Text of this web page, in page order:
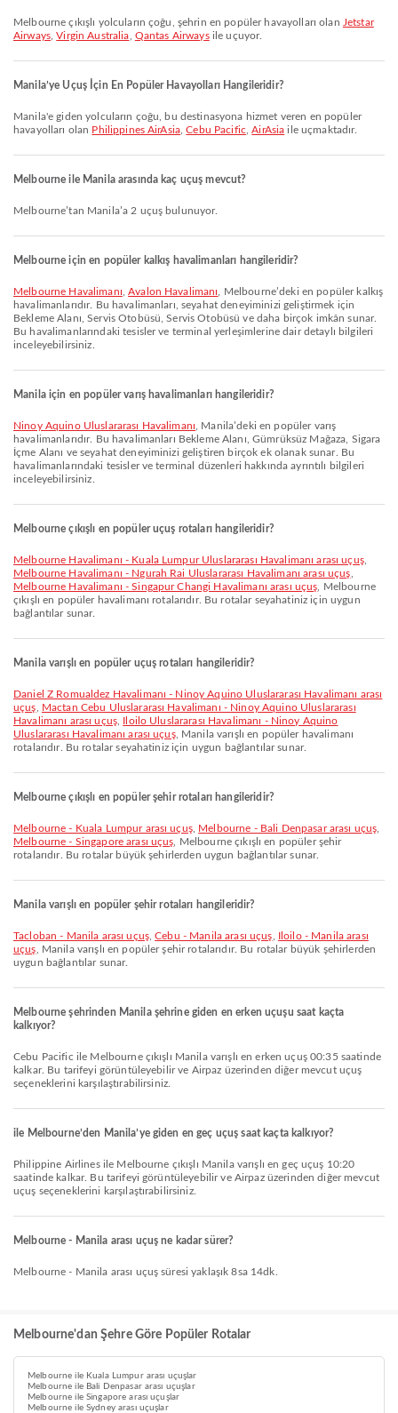
Melbourne çıkışlı yolcuların çoğu, şehrin en popüler havayolları olan Jetstar
Airways,Virgin Australia Qantas Airwaysile uçuyor.
Manila’ye Uçuş İçin En Popüler Havayolları Hangileridir?
Manila'e giden yolcuların çoğu, bu destinasyona hizmet veren en popüler
havayolları olan Philippines AirAsia ,Cebu Pacific ,AirAsia ile uçmaktadır.
Melbourne ile Manila arasında kaç uçuş mevcut?
Melbourne’tan Manila’a 2 uçuş bulunuyor.
Melbourne için en popüler kalkış havalimanları hangileridir?
Melbourne Havalimanı ,Avalon Havalimanı
, Melbourne’deki en popüler kalkış
havalimanlarıdır. Bu havalimanları, seyahat deneyiminizi geliştirmek için
Bekleme Alanı, Servis Otobüsü, Servis Otobüsü ve daha birçok imkân sunar.
Bu havalimanlarındaki tesisler ve terminal yerleşimlerine dair detaylı bilgileri
inceleyebilirsiniz.
Manila için en popüler varış havalimanları hangileridir?
Ninoy Aquino Uluslararası Havalimanı , Manila’deki en popüler varış
havalimanlarıdır. Bu havalimanları Bekleme Alanı, Gümrüksüz Mağaza, Sigara
İçme Alanı ve seyahat deneyiminizi geliştiren birçok ek olanak sunar. Bu
havalimanlarındaki tesisler ve terminal düzenleri hakkında ayrıntılı bilgileri
inceleyebilirsiniz.
Melbourne çıkışlı en popüler uçuş rotaları hangileridir?
Melbourne Havalimanı - Kuala Lumpur Uluslararası Havalimanı arası uçuş,
Melbourne Havalimanı - Ngurah Rai Uluslararası Havalimanı arası uçuş
Melbourne Havalimanı - Singapur Changi Havalimanı arası uçuş , Melbourne
çıkışlı en popüler havalimanı rotalarıdır. Bu rotalar seyahatiniz için uygun
bağlantılar sunar.
Manila varışlı en popüler uçuş rotaları hangileridir?
Daniel Z Romualdez Havalimanı - Ninoy Aquino Uluslararası Havalimanı arası
uçuş
Mactan Cebu Uluslararası Havalimanı - Ninoy Aquino Uluslararası
Havalimanı arası uçuş, Iloilo Uluslararası Havalimanı - Ninoy Aquino
Uluslararası Havalimanı arası uçuş, Manila varışlı en popüler havalimanı
rotalarıdır. Bu rotalar seyahatiniz için uygun bağlantılar sunar.
Melbourne çıkışlı en popüler şehir rotaları hangileridir?
Melbourne - Kuala Lumpur arası uçuş, Melbourne - Bali Denpasar arası uçuş
Melbourne - Singapore arası uçuş , Melbourne çıkışlı en popüler şehir
rotalarıdır. Bu rotalar büyük şehirlerden uygun bağlantılar sunar.
Manila varışlı en popüler şehir rotaları hangileridir?
Tacloban - Manila arası uçuş,Cebu - Manila arası uçuş
Iloilo - Manila arası
uçuş , Manila varışlı en popüler şehir rotalarıdır. Bu rotalar büyük şehirlerden
uygun bağlantılar sunar.
Melbourne şehrinden Manila şehrine giden en erken uçuşu saat kaçta
kalkıyor?
Cebu Pacific ile Melbourne çıkışlı Manila varışlı en erken uçuş 00:35 saatinde
kalkar. Bu tarifeyi görüntüleyebilir ve Airpaz üzerinden diğer mevcut uçuş
seçeneklerini karşılaştırabilirsiniz.
ile Melbourne’den Manila’ye giden en geç uçuş saat kaçta kalkıyor?
Philippine Airlines ile Melbourne çıkışlı Manila varışlı en geç uçuş 10:20
saatinde kalkar. Bu tarifeyi görüntüleyebilir ve Airpaz üzerinden diğer mevcut
uçuş seçeneklerini karşılaştırabilirsiniz.
Melbourne - Manila arası uçuş ne kadar sürer?
Melbourne - Manila arası uçuş süresi yaklaşık 8sa 14dk.
Melbourne'dan Şehre Göre Popüler Rotalar
Melbourne ile Kuala Lumpur arası uçuşlar
Melbourne ile Bali Denpasar arası uçuşlar
Melbourne ile Singapore arası uçuşlar
Melbourne ile Sydney arası uçuşlar